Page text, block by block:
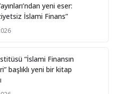
yeni eser:
İslami Finans”
“İslami Finansın
başlıklı yeni bir kitap